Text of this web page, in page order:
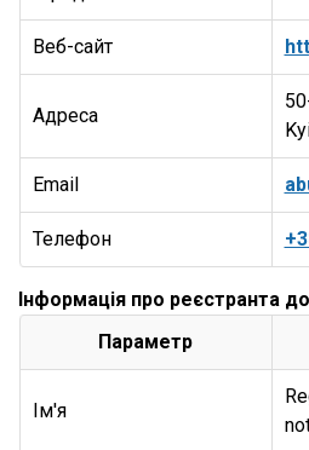
Веб-сайт
Адреса
Email
Телефон
Інформація про реєстранта
Параметр
Ім'я